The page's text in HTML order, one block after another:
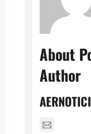
About
Author